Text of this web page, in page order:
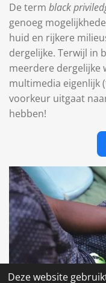
Deze website
De term black
genoeg
huid en rijkere
dergelijke. Terwijl in
meerdere dergelijke
multimedia eigenlijk
voorkeur uitgaat
hebben!